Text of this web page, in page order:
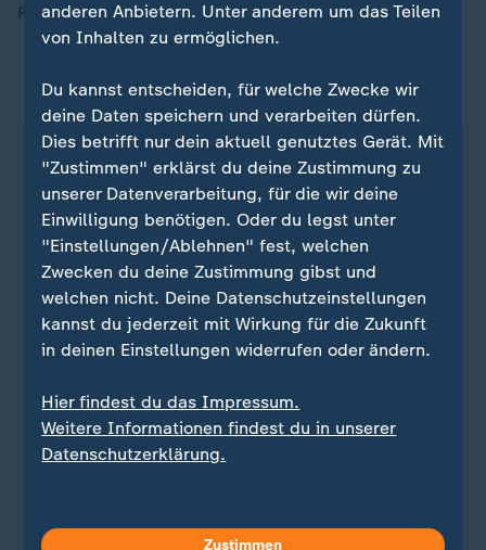
Rollen.
ZDFsportstudio auf WhatsApp
Quelle: Reuters
bleiben? Dann ist unser sportstudio-WhatsApp-
anderen Anbietern. Unter anderem um das Teilen
von Inhalten zu ermöglichen.
Du kannst entscheiden, für welche Zwecke wir
deine Daten speichern und verarbeiten dürfen.
Dies betrifft nur dein aktuell genutztes Gerät. Mit
"Zustimmen" erklärst du deine Zustimmung zu
unserer Datenverarbeitung, für die wir deine
Einwilligung benötigen. Oder du legst unter
"Einstellungen/Ablehnen" fest, welchen
Zwecken du deine Zustimmung gibst und
welchen nicht. Deine Datenschutzeinstellungen
kannst du jederzeit mit Wirkung für die Zukunft
in deinen Einstellungen widerrufen oder ändern.
Hier findest du das Impressum.
Weitere Informationen findest du in unserer
Datenschutzerklärung.
Zustimmen